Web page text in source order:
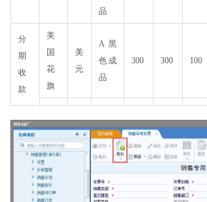
品
分
期
收
款
美
国
花
旗
美
元
A黑
色成
品
300 300 100